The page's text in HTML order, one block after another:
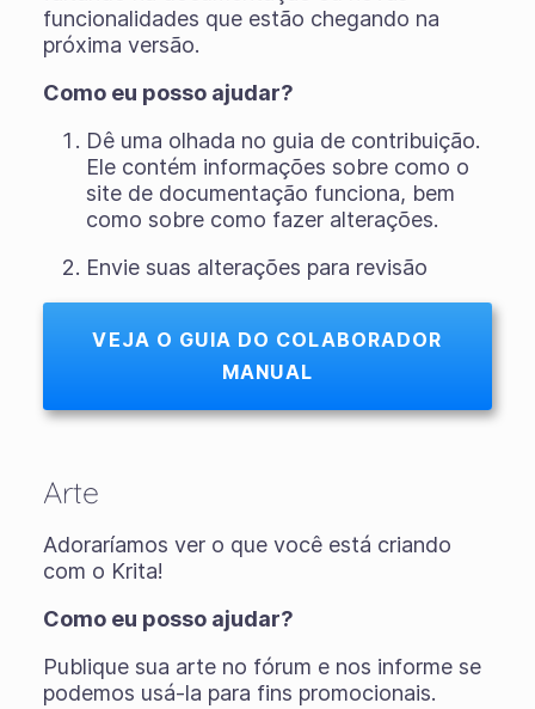
funcionalidades que estão chegando na
próxima versão.
Como eu posso ajudar?
Dê uma olhada no guia de contribuição.
Ele contém informações sobre como o
site de documentação funciona, bem
como sobre como fazer alterações.
Envie suas alterações para revisão
VEJA O GUIA DO COLABORADOR
MANUAL
Arte
Adoraríamos ver o que você está criando
com o Krita!
Como eu posso ajudar?
Publique sua arte no fórum e nos informe se
podemos usá-la para fins promocionais.